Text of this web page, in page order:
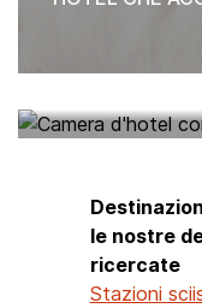
le nostre
ricercate
Stazioni